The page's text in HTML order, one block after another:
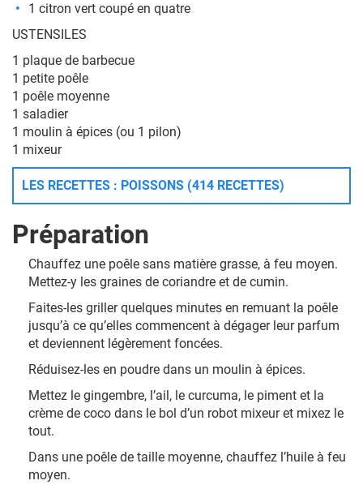
1 citron vert coupé en quatre
USTENSILES
1 plaque de barbecue
1 petite poêle
1 poêle moyenne
1 saladier
1 moulin à épices (ou 1 pilon)
1 mixeur
LES RECETTES : POISSONS (414 RECETTES)
Préparation
Chauffez une poêle sans matière grasse, à feu moyen.
Mettez-y les graines de coriandre et de cumin.
Faites-les griller quelques minutes en remuant la poêle
jusqu’à ce qu’elles commencent à dégager leur parfum
et deviennent légèrement foncées.
Réduisez-les en poudre dans un moulin à épices.
Mettez le gingembre, l’ail, le curcuma, le piment et la
crème de coco dans le bol d’un robot mixeur et mixez le
tout.
Dans une poêle de taille moyenne, chauffez l’huile à feu
moyen.